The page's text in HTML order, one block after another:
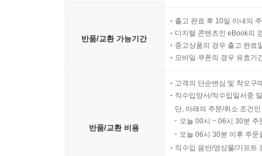
반품/교환 가능기간
출고 완료 후 10일 이내의
디지털 콘텐츠인 eBook의
중고상품의 경우 출고 완료
모바일 쿠폰의 경우 유효기
반품/교환 비용
고객의 단순변심 및 착오구
직수입양서/직수입일서중
단, 아래의 주문/취소 조건
오늘 00시 ~ 06시 30분
오늘 06시 30분 이후 주
직수입 음반/영상물/기프트